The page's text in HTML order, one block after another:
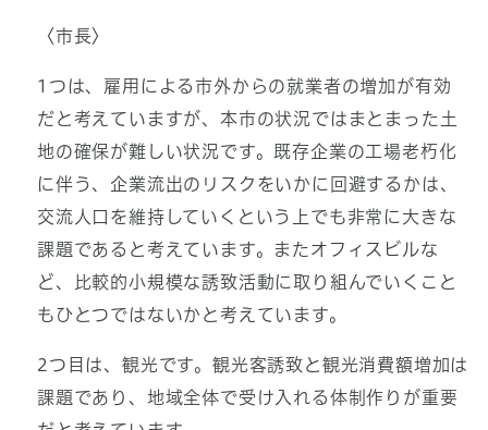
〈市長〉
1つは、雇用による市外からの就業者の増加が有効
だと考えていますが、本市の状況ではまとまった土
地の確保が難しい状況です。既存企業の工場老朽化
に伴う、企業流出のリスクをいかに回避するかは、
交流人口を維持していくという上でも非常に大きな
課題であると考えています。またオフィスビルな
ど、比較的小規模な誘致活動に取り組んでいくこと
もひとつではないかと考えています。
2つ目は、観光です。観光客誘致と観光消費額増加は
課題であり、地域全体で受け入れる体制作りが重要